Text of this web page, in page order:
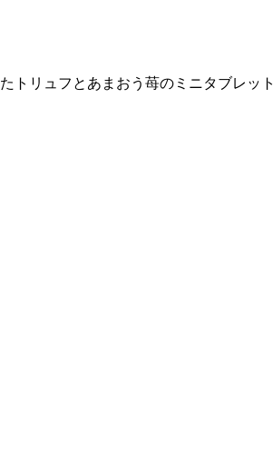
トリュフとあまおう苺のミニタブレット